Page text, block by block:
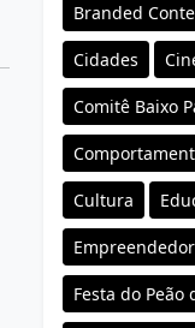
Branded
Cidades
Comitê Baixo
Cultura
Festa do Peão